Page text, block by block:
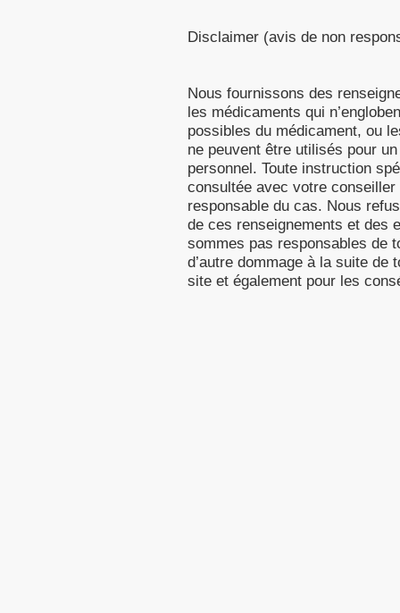
Disclaimer (avis de non
Nous fournissons des
les médicaments qui
possibles du médicament, ou
ne peuvent être utilisés pour
personnel. Toute instruction
consultée avec votre
responsable du cas. Nous
de ces renseignements et des
sommes pas responsables de
d’autre dommage à la suite
site et également pour les